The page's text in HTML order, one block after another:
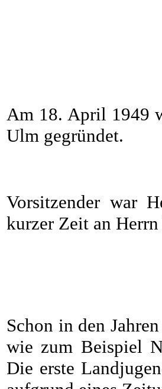
Am 18. April 1949
Ulm gegründet.
Vorsitzender war
kurzer Zeit an
Schon in den
wie zum Beispiel
Die erste